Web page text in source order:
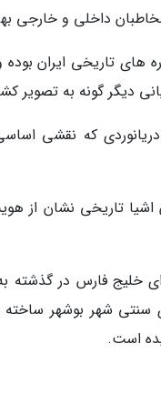
داخلی و خارجی
های تاریخی ایران
دیگر گونه به تصویر
که نقشی
اشیا تاریخی نشان از
خلیج فارس در گذشته
است.